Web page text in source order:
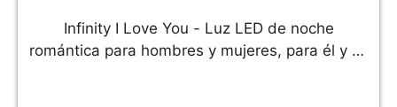
Infinity I Love You - Luz LED de noche
romántica para hombres y mujeres, para él y su